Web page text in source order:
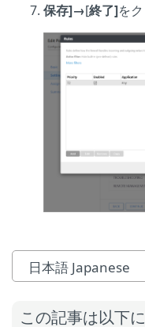
保存]→[終了]を
日本語 Japanese
この記事は以下